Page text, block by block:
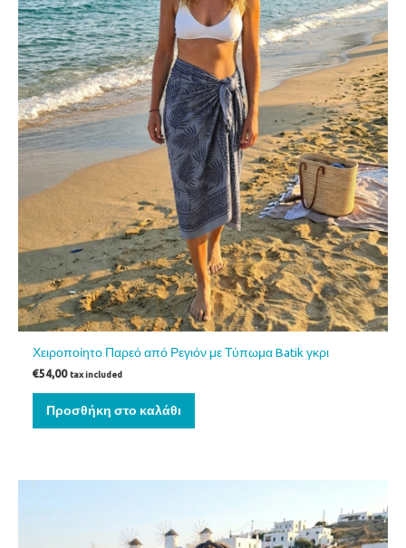
Χειροποίητο Παρεό από Ρεγιόν με Τύπωμα Batik γκρι
€54,00 tax included
Προσθήκη στο καλάθι